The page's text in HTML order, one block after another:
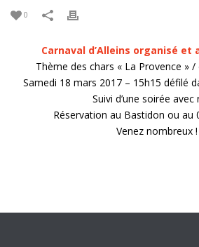
0
Carnaval d’Alleins organisé et
Thème des chars « La Provence »
Samedi 18 mars 2017 – 15h15 défilé
Suivi d’une soirée avec
Réservation au Bastidon ou au
Venez nombreux !